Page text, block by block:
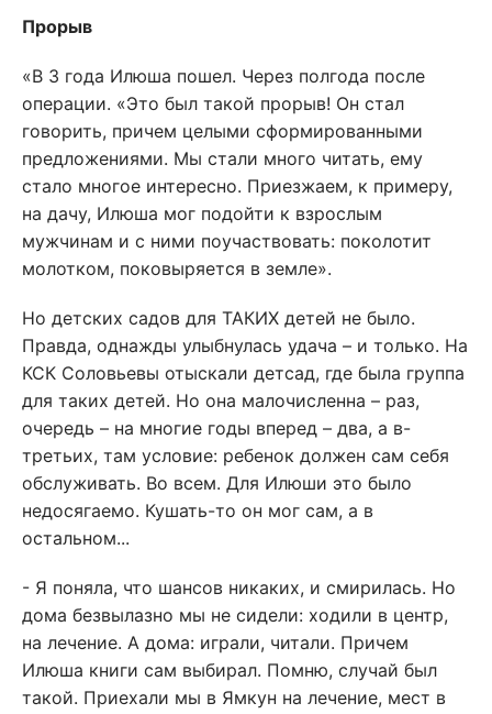
Прорыв
«В 3 года Илюша пошел. Через полгода после
операции. «Это был такой прорыв! Он стал
говорить, причем целыми сформированными
предложениями. Мы стали много читать, ему
стало многое интересно. Приезжаем, к примеру,
на дачу, Илюша мог подойти к взрослым
мужчинам и с ними поучаствовать: поколотит
молотком, поковыряется в земле».
Но детских садов для ТАКИХ детей не было.
Правда, однажды улыбнулась удача – и только. На
КСК Соловьевы отыскали детсад, где была группа
для таких детей. Но она малочисленна – раз,
очередь – на многие годы вперед – два, а в-
третьих, там условие: ребенок должен сам себя
обслуживать. Во всем. Для Илюши это было
недосягаемо. Кушать-то он мог сам, а в
остальном...
- Я поняла, что шансов никаких, и смирилась. Но
дома безвылазно мы не сидели: ходили в центр,
на лечение. А дома: играли, читали. Причем
Илюша книги сам выбирал. Помню, случай был
такой. Приехали мы в Ямкун на лечение, мест в